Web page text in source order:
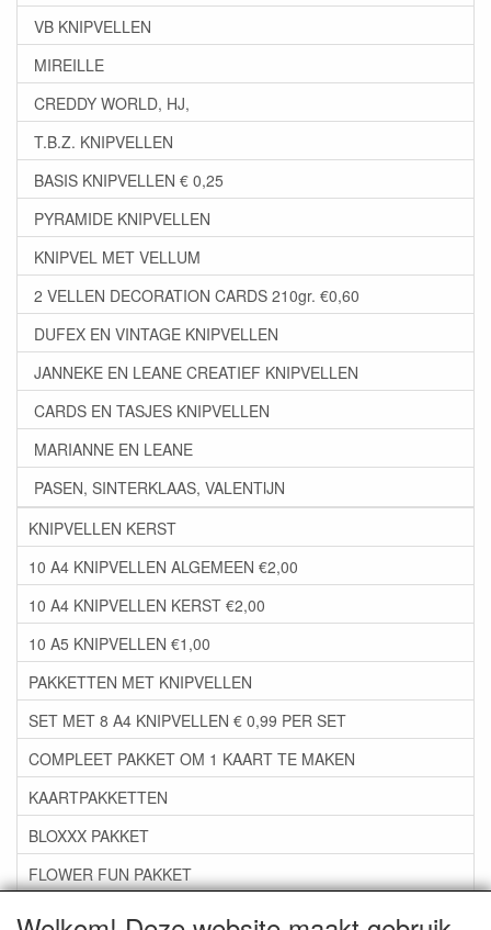
VB KNIPVELLEN
MIREILLE
CREDDY WORLD, HJ,
T.B.Z. KNIPVELLEN
BASIS KNIPVELLEN € 0,25
PYRAMIDE KNIPVELLEN
KNIPVEL MET VELLUM
2 VELLEN DECORATION CARDS 210gr. €0,60
DUFEX EN VINTAGE KNIPVELLEN
JANNEKE EN LEANE CREATIEF KNIPVELLEN
CARDS EN TASJES KNIPVELLEN
MARIANNE EN LEANE
PASEN, SINTERKLAAS, VALENTIJN
KNIPVELLEN KERST
10 A4 KNIPVELLEN ALGEMEEN €2,00
10 A4 KNIPVELLEN KERST €2,00
10 A5 KNIPVELLEN €1,00
PAKKETTEN MET KNIPVELLEN
SET MET 8 A4 KNIPVELLEN € 0,99 PER SET
COMPLEET PAKKET OM 1 KAART TE MAKEN
KAARTPAKKETTEN
BLOXXX PAKKET
FLOWER FUN PAKKET
***GROEP 06*** TAPE/LIJM SNIJMALLEN STEMPELS